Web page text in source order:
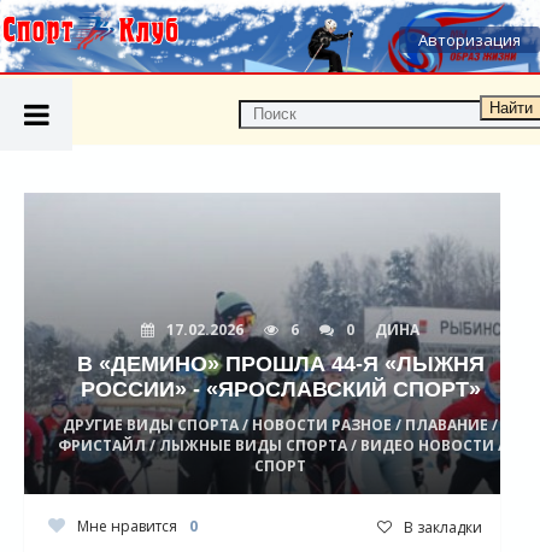
Авторизация
Найти
17.02.2026 6 0 ДИНА
В «ДЕМИНО» ПРОШЛА 44-Я «ЛЫЖНЯ
РОССИИ» - «ЯРОСЛАВСКИЙ СПОРТ»
ДРУГИЕ ВИДЫ СПОРТА / НОВОСТИ РАЗНОЕ / ПЛАВАНИЕ /
ФРИСТАЙЛ / ЛЫЖНЫЕ ВИДЫ СПОРТА / ВИДЕО НОВОСТИ /
СПОРТ
Мне нравится 0 В закладки